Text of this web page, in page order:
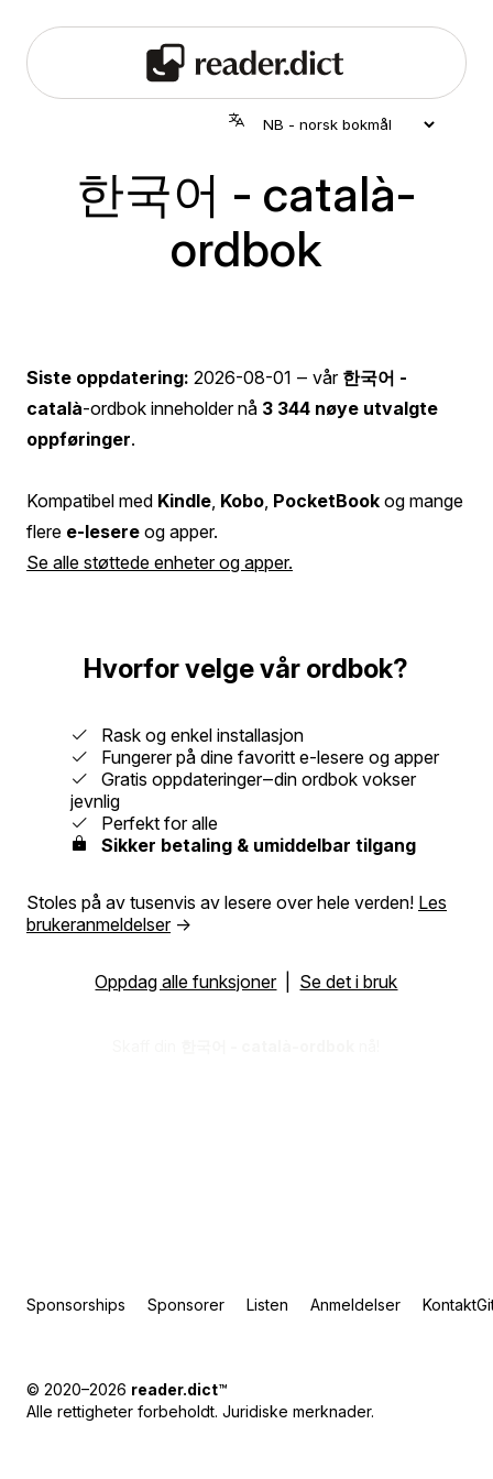
한국어 - català-
ordbok
Siste oppdatering: 2026-08-01 ‒ vår 한국어 -
català-ordbok inneholder nå 3 344 nøye utvalgte
oppføringer.
Kompatibel med Kindle Kobo PocketBook og mange
flere e-lesere og apper.
Se alle støttede enheter og apper.
Hvorfor velge vår ordbok?
Rask og enkel installasjon
Fungerer på dine favoritt e-lesere og apper
Gratis oppdateringer‒din ordbok vokser
jevnlig
Perfekt for alle
Sikker betaling & umiddelbar tilgang
Stoles på av tusenvis av lesere over hele verden! Les
brukeranmeldelser→
Oppdag alle funksjoner| Se det i bruk
Sponsorships Sponsorer Listen Anmeldelser Kontakt
© 2020–2026 reader.dict™
Alle rettigheter forbeholdt. Juridiske merknader.